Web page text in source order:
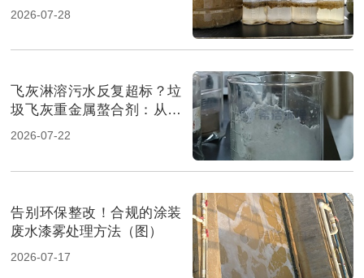
2026-07-28
飞灰淋溶污水反复超标？垃
圾飞灰重金属螯合剂：从源
头实现固液双达标（图）
2026-07-22
告别环保整改！合规的涂装
废水漆雾处理方法（图）
2026-07-17